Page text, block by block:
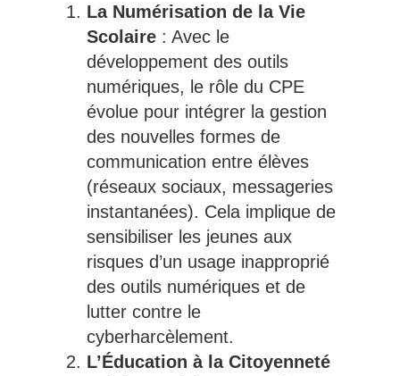
La Numérisation de la Vie
Scolaire: Avec le
développement des outils
numériques, le rôle du CPE
évolue pour intégrer la gestion
des nouvelles formes de
communication entre élèves
(réseaux sociaux, messageries
instantanées). Cela implique de
sensibiliser les jeunes aux
risques d’un usage inapproprié
des outils numériques et de
lutter contre le
cyberharcèlement.
L’Éducation à la Citoyenneté